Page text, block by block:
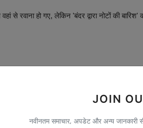
JOIN
नवीनतम समाचार, अपडेट और अन्य जानकारी
से रवाना हो गए, लेकिन 'बंदर द्वारा नोटों की